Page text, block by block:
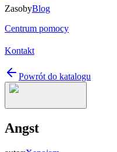
ZasobyBlog
Centrum pomocy
Kontakt
Powrót do katalogu
Angst